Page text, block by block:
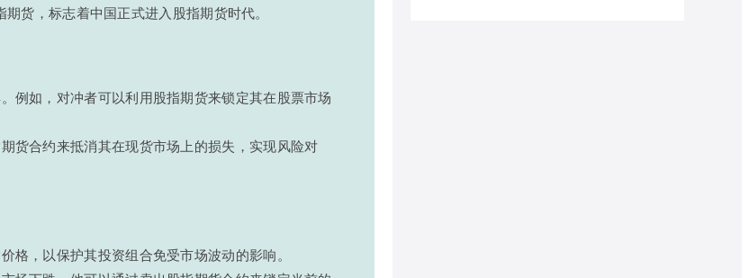
货，标志着中国正式进入股指期货时代。
例如，对冲者可以利用股指期货来锁定其在股票市场
货合约来抵消其在现货市场上的损失，实现风险对
格，以保护其投资组合免受市场波动的影响。